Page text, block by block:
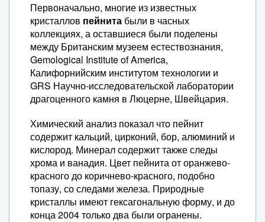
Первоначально, многие из известных
кристаллов пейнита были в часных
коллекциях, а оставшиеся были поделены
между Британским музеем естествознания,
Gemological Institute of America,
Калифорнийским институтом технологии и
GRS Научно-исследовательской лаборатории
драгоценного камня в Люцерне, Швейцария.
Химический анализ показал что пейнит
содержит кальций, цирконий, бор, алюминий и
кислород. Минерал содержит также следы
хрома и ванадия. Цвет пейнита от оранжево-
красного до коричнево-красного, подобно
топазу, со следами железа. Природные
кристаллы имеют гексагональную форму, и до
конца 2004 только два были огранены.